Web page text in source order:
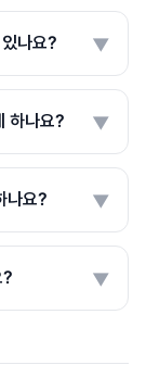
나요? ▼
하나요? ▼
나요? ▼
? ▼